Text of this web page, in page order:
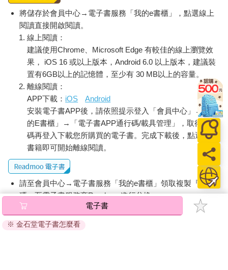
將儲存於會員中心→電子書服務「我的e書櫃」，點選線上
閱讀直接開啟閱讀。
線上閱讀：
建議使用Chrome、Microsoft Edge 有較佳的線上瀏覽效
果， iOS 16 或以上版本，Android 6.0 以上版本，建議裝
置有6GB以上的記憶體，至少有 30 MB以上的容量。
離線閱讀：
APP下載： iOS
Android
安裝電子書APP後，請依照提示登入「會員中心」→「我
的E書櫃」→「電子書APP通行碼/載具管理」，取得通行
碼再登入下載您所購買的電子書。完成下載後，點選任一
書籍即可開始離線閱讀。
請至會員中心→電子書服務「我的e書櫃」領取複製『兌換
碼』至電子書服務商Readmoo進行兌換。
退換貨須知：
因版權保護，您在金石堂所購買的電子書僅能以金石堂專屬
電子書
※ 金石堂電子書怎麼看